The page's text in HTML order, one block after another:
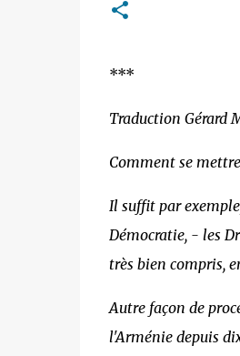
***
Traduction Gérard
Comment se
Il suffit par
Démocratie, - les
très bien compris,
Autre façon de
l'Arménie depuis